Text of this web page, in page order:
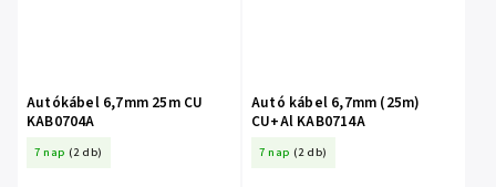
Autókábel 6,7mm 25m CU
KAB0704A
7 nap (2 db)
Autó kábel 6,7mm (25m)
CU+Al KAB0714A
7 nap (2 db)